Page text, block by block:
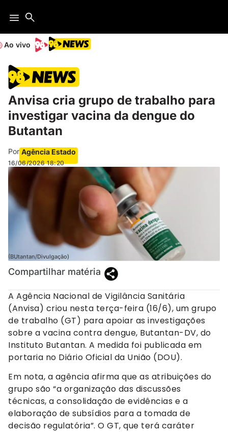
Ao vivo
Anvisa cria grupo de trabalho para
investigar vacina da dengue do
Butantan
Por Agência Estado
16/06/2026 18:20
(BUtantan/Divulgação)
Compartilhar matéria
A Agência Nacional de Vigilância Sanitária
(Anvisa) criou nesta terça-feira (16/6), um grupo
de trabalho (GT) para apoiar as investigações
sobre a vacina contra dengue, Butantan-DV, do
Instituto Butantan. A medida foi publicada em
portaria no Diário Oficial da União (DOU).
Em nota, a agência afirma que as atribuições do
grupo são “a organização das discussões
técnicas, a consolidação de evidências e a
elaboração de subsídios para a tomada de
decisão regulatória”. O GT, que terá caráter